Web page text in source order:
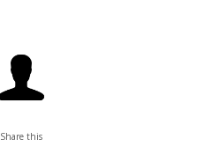
Share this